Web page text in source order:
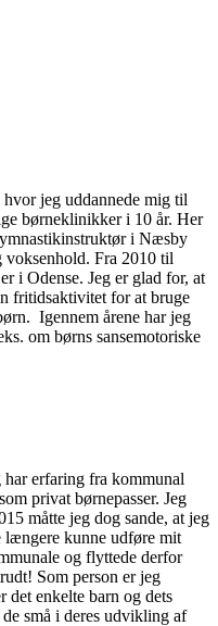
jeg uddannede mig til
børneklinikker i 10 år. Her
i Næsby
Fra 2010 til
i Odense. Jeg er glad for, at
fritidsaktivitet for at bruge
Igennem årene har jeg
om børns sansemotoriske
erfaring fra kommunal
privat børnepasser. Jeg
måtte jeg dog sande, at jeg
længere kunne udføre mit
og flyttede derfor
Som person er jeg
enkelte barn og dets
små i deres udvikling af